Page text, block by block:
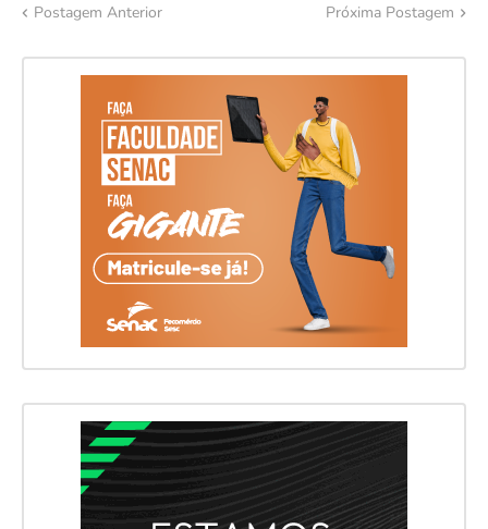
Postagem Anterior Próxima Postagem